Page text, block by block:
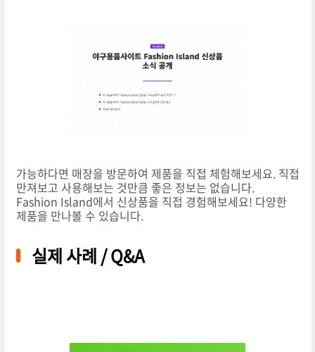
가능하다면 매장을 방문하여 제품을 직접 체험해보세요. 직접
만져보고 사용해보는 것만큼 좋은 정보는 없습니다.
Fashion Island에서 신상품을 직접 경험해보세요! 다양한
제품을 만나볼 수 있습니다.
실제 사례 / Q&A